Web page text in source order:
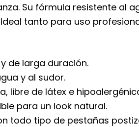
Su fórmula resistente al
tanto para uso
de larga duración.
y al sudor.
libre de látex e
para un look natural.
todo tipo de pestañas